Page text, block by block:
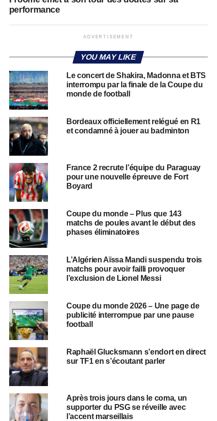
performance
ADVERTISEMENT
YOU MAY LIKE
Le concert de Shakira, Madonna et BTS
interrompu par la finale de la Coupe du
monde de football
Bordeaux officiellement relégué en R1
et condamné à jouer au badminton
France 2 recrute l’équipe du Paraguay
pour une nouvelle épreuve de Fort
Boyard
Coupe du monde – Plus que 143
matchs de poules avant le début des
phases éliminatoires
L’Algérien Aïssa Mandi suspendu trois
matchs pour avoir failli provoquer
l’exclusion de Lionel Messi
Coupe du monde 2026 – Une page de
publicité interrompue par une pause
football
Raphaël Glucksmann s’endort en direct
sur TF1 en s’écoutant parler
Après trois jours dans le coma, un
supporter du PSG se réveille avec
l’accent marseillais